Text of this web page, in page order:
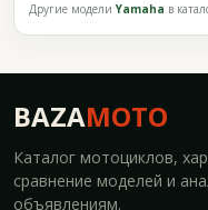
Другие моделиYamaha в
BAZAMOTO
Каталог мотоциклов,
сравнение моделей и
объявлениям.